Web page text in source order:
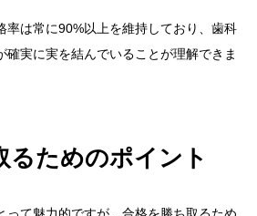
率は常に90%以上を維持しており、歯科
確実に実を結んでいることが理解できま
るためのポイント